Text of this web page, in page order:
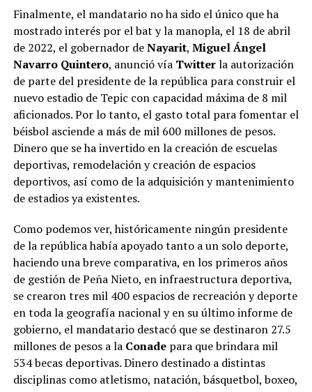
Finalmente, el mandatario no ha sido el único que ha
mostrado interés por el bat y la manopla, el 18 de abril
de 2022, el gobernador deNayarit, Miguel Ángel
Navarro Quintero, anunció vía Twitterla autorización
de parte del presidente de la república para construir el
nuevo estadio de Tepic con capacidad máxima de 8 mil
aficionados. Por lo tanto, el gasto total para fomentar el
béisbol asciende a más de mil 600 millones de pesos.
Dinero que se ha invertido en la creación de escuelas
deportivas, remodelación y creación de espacios
deportivos, así como de la adquisición y mantenimiento
de estadios ya existentes.
Como podemos ver, históricamente ningún presidente
de la república había apoyado tanto a un solo deporte,
haciendo una breve comparativa, en los primeros años
de gestión de Peña Nieto, en infraestructura deportiva,
se crearon tres mil 400 espacios de recreación y deporte
en toda la geografía nacional y en su último informe de
gobierno, el mandatario destacó que se destinaron 27.5
millones de pesos a la Conade para que brindara mil
534 becas deportivas. Dinero destinado a distintas
disciplinas como atletismo, natación, básquetbol, boxeo,